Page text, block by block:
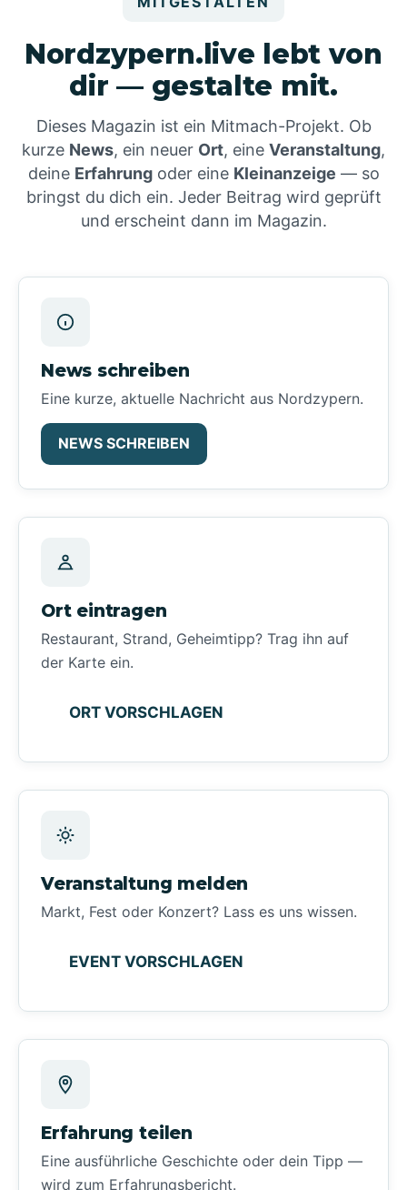
Nordzypern.live lebt von
dir — gestalte mit.
Dieses Magazin ist ein Mitmach-Projekt. Ob
kurze News, ein neuer Ort, eine Veranstaltung,
deine Erfahrungoder eine Kleinanzeige — so
bringst du dich ein. Jeder Beitrag wird geprüft
und erscheint dann im Magazin.
News schreiben
Eine kurze, aktuelle Nachricht aus Nordzypern.
NEWS SCHREIBEN
Ort eintragen
Restaurant, Strand, Geheimtipp? Trag ihn auf
der Karte ein.
ORT VORSCHLAGEN
Veranstaltung melden
Markt, Fest oder Konzert? Lass es uns wissen.
EVENT VORSCHLAGEN
Erfahrung teilen
Eine ausführliche Geschichte oder dein Tipp —
wird zum Erfahrungsbericht.